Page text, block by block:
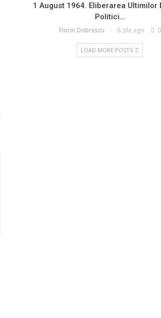
1 August 1964. Eliberarea Ultimilor
Politici…
Florin Dobrescu 6 zile ago 0
LOAD MORE POSTS